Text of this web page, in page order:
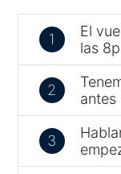
1
El
las
2
antes
3